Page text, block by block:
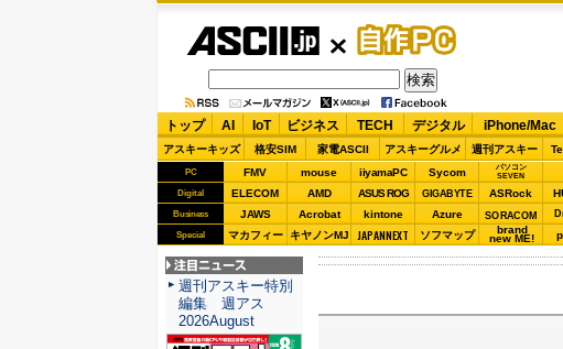
自作PC
トップ AI IoT ビジネス TECH デジタル iPhone/Mac
アスキーキッズ 格安SIM 家電ASCII アスキーグルメ 週刊アスキー
PC FMV mouse iiyamaPC Sycom
パソコン
SEVEN
Digital ELECOM AMD ASUS ROG GIGABYTE ASRock
Business JAWS Acrobat kintone Azure SORACOM
Special マカフィー キヤノンMJ JAPANNEXT ソフマップ brand
new ME!
注目ニュース
週刊アスキー特別
編集 週アス
2026August